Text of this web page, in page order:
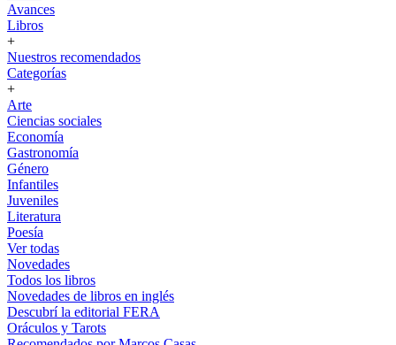
Avances
Libros
+
Nuestros recomendados
Categorías
+
Arte
Ciencias sociales
Economía
Gastronomía
Género
Infantiles
Juveniles
Literatura
Poesía
Ver todas
Novedades
Todos los libros
Novedades de libros en inglés
Descubrí la editorial FERA
Oráculos y Tarots